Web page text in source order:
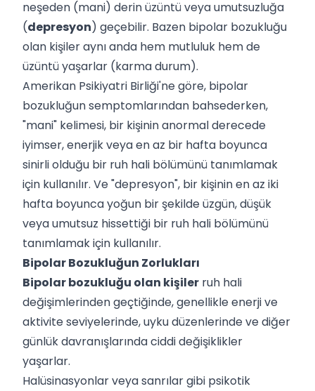
neşeden (mani) derin üzüntü veya umutsuzluğa
(depresyon) geçebilir. Bazen bipolar bozukluğu
olan kişiler aynı anda hem mutluluk hem de
üzüntü yaşarlar (karma durum).
Amerikan Psikiyatri Birliği'ne göre, bipolar
bozukluğun semptomlarından bahsederken,
"mani" kelimesi, bir kişinin anormal derecede
iyimser, enerjik veya en az bir hafta boyunca
sinirli olduğu bir ruh hali bölümünü tanımlamak
için kullanılır. Ve "depresyon", bir kişinin en az iki
hafta boyunca yoğun bir şekilde üzgün, düşük
veya umutsuz hissettiği bir ruh hali bölümünü
tanımlamak için kullanılır.
Bipolar Bozukluğun Zorlukları
Bipolar bozukluğu olan kişiler ruh hali
değişimlerinden geçtiğinde, genellikle enerji ve
aktivite seviyelerinde, uyku düzenlerinde ve diğer
günlük davranışlarında ciddi değişiklikler
yaşarlar.
Halüsinasyonlar veya sanrılar gibi psikotik